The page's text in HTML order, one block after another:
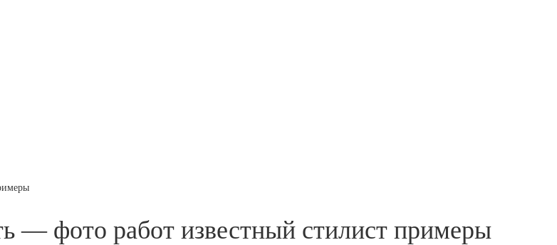
— фото работ известный стилист примеры